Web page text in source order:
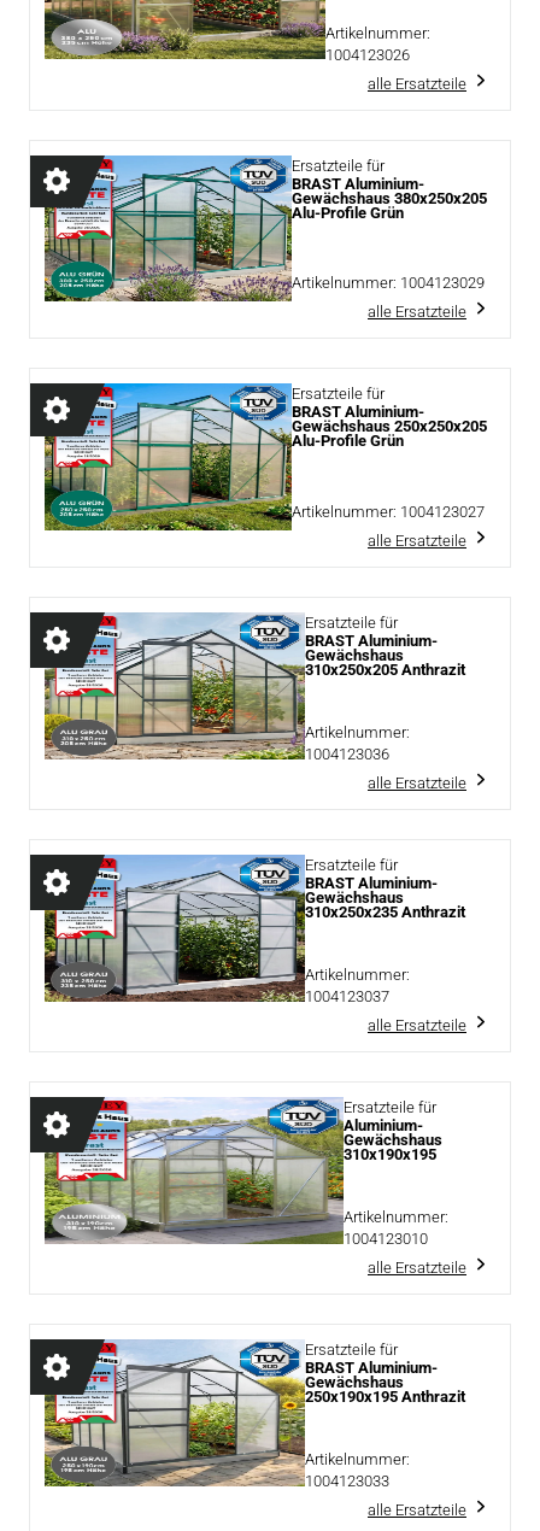
Artikelnummer:
1004123026
alle Ersatzteile
Ersatzteile für
BRAST Aluminium-
Gewächshaus 380x250x205
Alu-Profile Grün
Artikelnummer: 1004123029
alle Ersatzteile
Ersatzteile für
BRAST Aluminium-
Gewächshaus 250x250x205
Alu-Profile Grün
Artikelnummer: 1004123027
alle Ersatzteile
Ersatzteile für
BRAST Aluminium-
Gewächshaus
310x250x205 Anthrazit
Artikelnummer:
1004123036
alle Ersatzteile
Ersatzteile für
BRAST Aluminium-
Gewächshaus
310x250x235 Anthrazit
Artikelnummer:
1004123037
alle Ersatzteile
Ersatzteile für
Aluminium-
Gewächshaus
310x190x195
Artikelnummer:
1004123010
alle Ersatzteile
Ersatzteile für
BRAST Aluminium-
Gewächshaus
250x190x195 Anthrazit
Artikelnummer:
1004123033
alle Ersatzteile